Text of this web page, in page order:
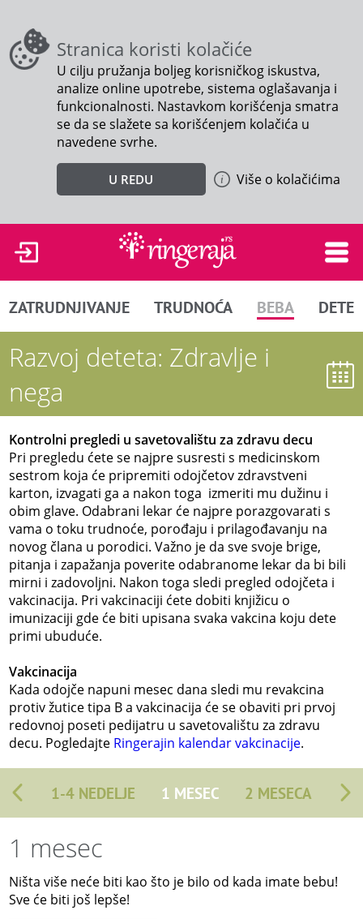
Stranica koristi kolačiće
U cilju pružanja boljeg korisničkog iskustva,
analize online upotrebe, sistema oglašavanja i
funkcionalnosti. Nastavkom korišćenja smatra
se da se slažete sa korišćenjem kolačića u
navedene svrhe.
U REDU Više o kolačićima
ZATRUDNJIVANJE TRUDNOĆA BEBA DETE
Razvoj deteta: Zdravlje i
nega
Kontrolni pregledi u savetovalištu za zdravu decu
Pri pregledu ćete se najpre susresti s medicinskom
sestrom koja će pripremiti odojčetov zdravstveni
karton, izvagati ga a nakon toga izmeriti mu dužinu i
obim glave. Odabrani lekar će najpre porazgovarati s
vama o toku trudnoće, porođaju i prilagođavanju na
novog člana u porodici. Važno je da sve svoje brige,
pitanja i zapažanja poverite odabranome lekar da bi bili
mirni i zadovoljni. Nakon toga sledi pregled odojčeta i
vakcinacija. Pri vakcinaciji ćete dobiti knjižicu o
imunizaciji gde će biti upisana svaka vakcina koju dete
primi ubuduće.
Vakcinacija
Kada odojče napuni mesec dana sledi mu revakcina
protiv žutice tipa B a vakcinacija će se obaviti pri prvoj
redovnoj poseti pedijatru u savetovalištu za zdravu
decu. Pogledajte Ringerajin kalendar vakcinacije.
1-4 NEDELJE 1 MESEC 2 MESECA
1 mesec
Ništa više neće biti kao što je bilo od kada imate bebu!
Sve će biti još lepše!